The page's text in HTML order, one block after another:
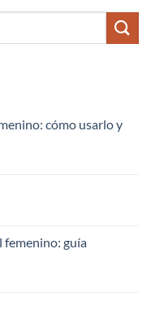
cómo usarlo y
femenino: guía